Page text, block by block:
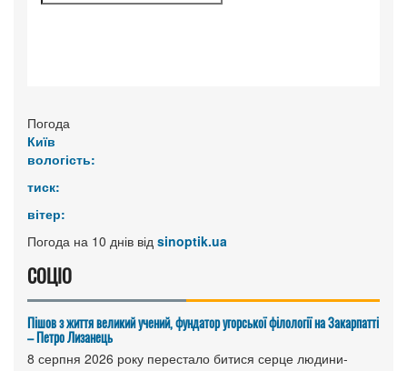
Погода
Київ
вологість:
тиск:
вітер:
Погода на 10 днів від sinoptik.ua
СОЦІО
Пішов з життя великий учений, фундатор угорської філології на Закарпатті
– Петро Лизанець
8 серпня 2026 року перестало битися серце людини-